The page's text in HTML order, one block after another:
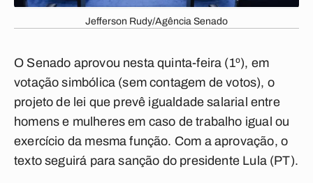
Jefferson Rudy/Agência Senado
O Senado aprovou nesta quinta-feira (1º), em
votação simbólica (sem contagem de votos), o
projeto de lei que prevê igualdade salarial entre
homens e mulheres em caso de trabalho igual ou
exercício da mesma função. Com a aprovação, o
texto seguirá para sanção do presidente Lula (PT).